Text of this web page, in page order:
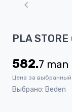
1
2
PLA
582.7 man
Цена за
Выбрано: Beden